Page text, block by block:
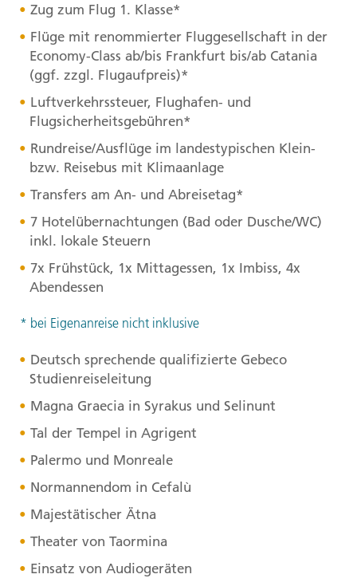
Zug zum Flug 1. Klasse*
Flüge mit renommierter Fluggesellschaft in der
Economy-Class ab/bis Frankfurt bis/ab Catania
(ggf. zzgl. Flugaufpreis)*
Luftverkehrssteuer, Flughafen- und
Flugsicherheitsgebühren*
Rundreise/Ausflüge im landestypischen Klein-
bzw. Reisebus mit Klimaanlage
Transfers am An- und Abreisetag*
7 Hotelübernachtungen (Bad oder Dusche/WC)
inkl. lokale Steuern
7x Frühstück, 1x Mittagessen, 1x Imbiss, 4x
Abendessen
* bei Eigenanreise nicht inklusive
Deutsch sprechende qualifizierte Gebeco
Studienreiseleitung
Magna Graecia in Syrakus und Selinunt
Tal der Tempel in Agrigent
Palermo und Monreale
Normannendom in Cefalù
Majestätischer Ätna
Theater von Taormina
Einsatz von Audiogeräten